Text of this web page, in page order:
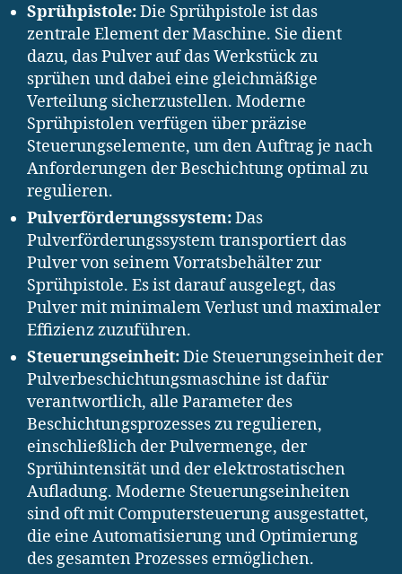
Sprühpistole:Die Sprühpistole ist das
zentrale Element der Maschine. Sie dient
dazu, das Pulver auf das Werkstück zu
sprühen und dabei eine gleichmäßige
Verteilung sicherzustellen. Moderne
Sprühpistolen verfügen über präzise
Steuerungselemente, um den Auftrag je nach
Anforderungen der Beschichtung optimal zu
regulieren.
Pulverförderungssystem:Das
Pulverförderungssystem transportiert das
Pulver von seinem Vorratsbehälter zur
Sprühpistole. Es ist darauf ausgelegt, das
Pulver mit minimalem Verlust und maximaler
Effizienz zuzuführen.
Steuerungseinheit:Die Steuerungseinheit der
Pulverbeschichtungsmaschine ist dafür
verantwortlich, alle Parameter des
Beschichtungsprozesses zu regulieren,
einschließlich der Pulvermenge, der
Sprühintensität und der elektrostatischen
Aufladung. Moderne Steuerungseinheiten
sind oft mit Computersteuerung ausgestattet,
die eine Automatisierung und Optimierung
des gesamten Prozesses ermöglichen.